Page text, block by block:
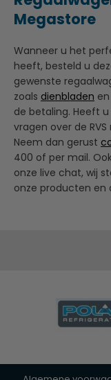
Megastore
Wanneer u het
heeft, besteld u
gewenste
zoals dienbladen en
de betaling. Heeft
vragen over de
Neem dan gerust
400 of per mail.
onze live chat, wij
onze producten en